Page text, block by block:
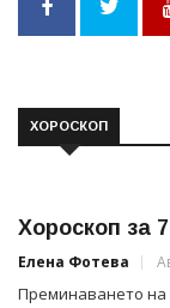
ХОРОСКОП
Хороскоп за
Елена Фотева
Преминаването на